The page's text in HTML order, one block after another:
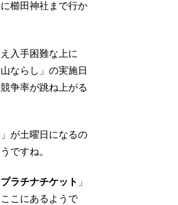
櫛田神社まで行か
入手困難な上に
ならし」の実施日
争率が跳ね上がる
が土曜日になるの
ですね。
プラチナチケット 」
こにあるようで